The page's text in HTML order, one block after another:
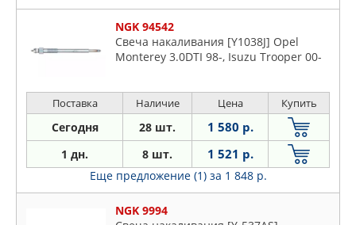
NGK 94542
Свеча накаливания [Y1038J] Opel
Monterey 3.0DTI 98-, Isuzu Trooper 00-
Поставка Наличие Цена Купить
Сегодня 28 шт. 1 580 р.
1 дн. 8 шт. 1 521 р.
Еще предложение (1) за 1 848 р.
NGK 9994